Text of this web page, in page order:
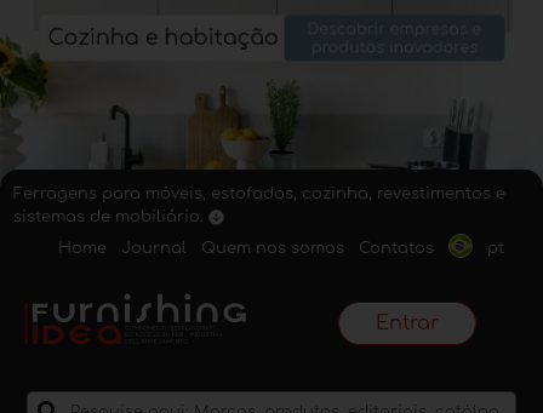
Ferragens para móveis, estofados, cozinha, revestimentos e
sistemas de mobiliário.
Home
Journal Quem nos somos Contatos pt
Entrar